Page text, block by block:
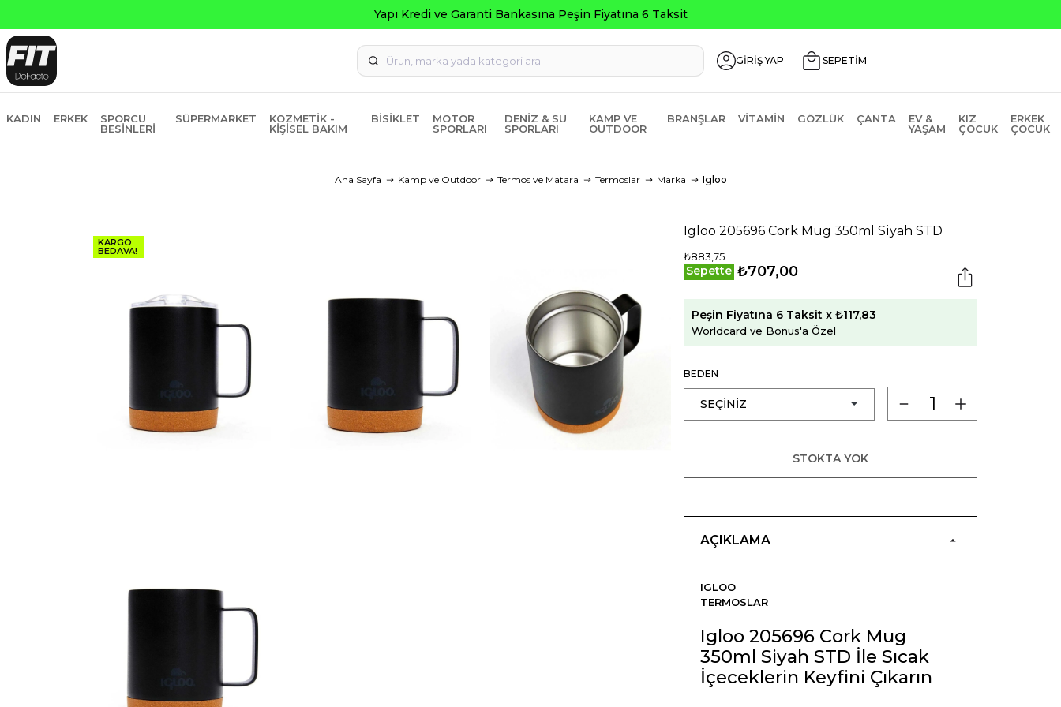
Yapı Kredi ve Garanti Bankasına Peşin Fiyatına 6 Taksit
GİRİŞ YAP SEPETİM
KADIN ERKEK
SPORCU
BESINLERI
SÜPERMARKET
KOZMETIK -
KIŞISEL BAKIM
BISIKLET
MOTOR
SPORLARI
DENIZ & SU
SPORLARI
KAMP VE
OUTDOOR
BRANŞLAR VITAMIN GÖZLÜK ÇANTA
EV &
YAŞAM
KIZ
ÇOCUK
ERKEK
ÇOCUK
Ana Sayfa Kamp ve Outdoor Termos ve Matara Termoslar Marka Igloo
KARGO
BEDAVA!
Igloo 205696 Cork Mug 350ml Siyah STD
₺883,75
Sepette ₺707,00
Peşin Fiyatına 6 Taksit x ₺117,83
Worldcard ve Bonus'a Özel
BEDEN
STOKTA YOK
AÇIKLAMA
IGLOO
TERMOSLAR
Igloo 205696 Cork Mug
350ml Siyah STD İle Sıcak
İçeceklerin Keyfini Çıkarın